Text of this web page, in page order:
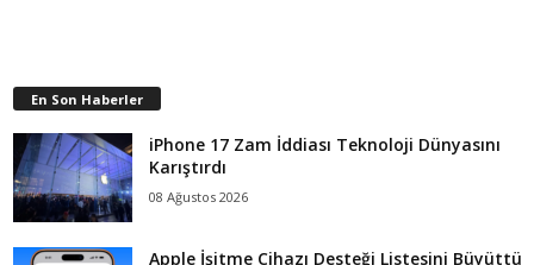
En Son Haberler
iPhone 17 Zam İddiası Teknoloji Dünyasını
Karıştırdı
08 Ağustos 2026
Apple İşitme Cihazı Desteği Listesini Büyüttü